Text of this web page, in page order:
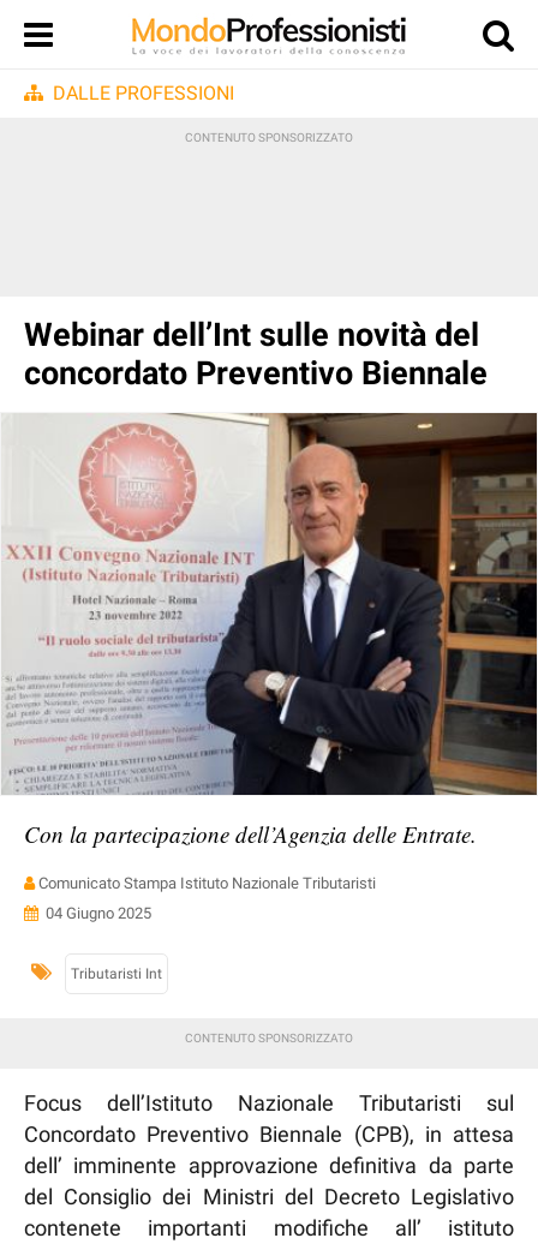
DALLE PROFESSIONI
Webinar dell’Int sulle novità del
concordato Preventivo Biennale
Con la partecipazione dell’Agenzia delle Entrate.
Comunicato Stampa Istituto Nazionale Tributaristi
04 Giugno 2025
Tributaristi Int
Focus dell’Istituto Nazionale Tributaristi sul
Concordato Preventivo Biennale (CPB), in attesa
dell’ imminente approvazione definitiva da parte
del Consiglio dei Ministri del Decreto Legislativo
contenete importanti modifiche all’ istituto